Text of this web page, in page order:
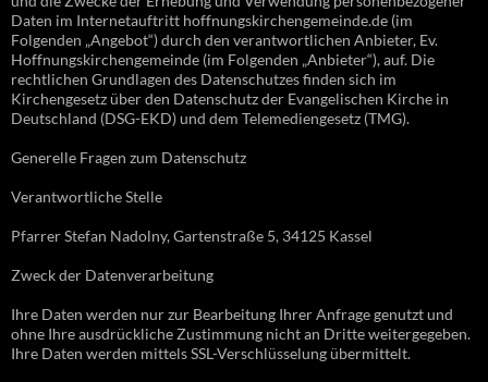
Daten im Internetauftritt hoffnungskirchengemeinde.de (im
Folgenden „Angebot“) durch den verantwortlichen Anbieter, Ev.
Hoffnungskirchengemeinde (im Folgenden „Anbieter“), auf. Die
rechtlichen Grundlagen des Datenschutzes finden sich im
Kirchengesetz über den Datenschutz der Evangelischen Kirche in
Deutschland (DSG-EKD) und dem Telemediengesetz (TMG).
Generelle Fragen zum Datenschutz
Verantwortliche Stelle
Pfarrer Stefan Nadolny, Gartenstraße 5, 34125 Kassel
Zweck der Datenverarbeitung
Ihre Daten werden nur zur Bearbeitung Ihrer Anfrage genutzt und
ohne Ihre ausdrückliche Zustimmung nicht an Dritte weitergegeben.
Ihre Daten werden mittels SSL-Verschlüsselung übermittelt.